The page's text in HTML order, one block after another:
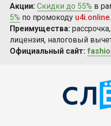
Акции: Скидки до 55% в
5% по промокоду u4i.online
Преимущества:
лицензия, налоговый
Официальный сайт: